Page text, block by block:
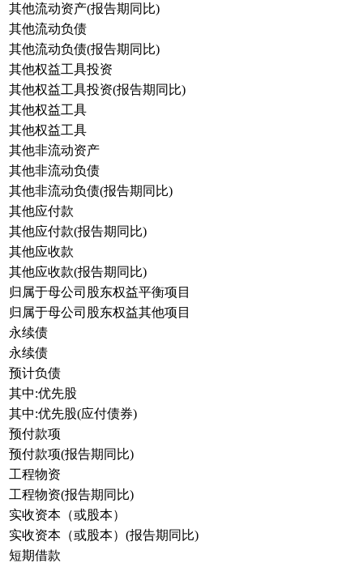
其他流动资产(报告期同比)
其他流动负债
其他流动负债(报告期同比)
其他权益工具投资
其他权益工具投资(报告期同比)
其他权益工具
其他权益工具
其他非流动资产
其他非流动负债
其他非流动负债(报告期同比)
其他应付款
其他应付款(报告期同比)
其他应收款
其他应收款(报告期同比)
归属于母公司股东权益平衡项目
归属于母公司股东权益其他项目
永续债
永续债
预计负债
其中:优先股
其中:优先股(应付债券)
预付款项
预付款项(报告期同比)
工程物资
工程物资(报告期同比)
实收资本（或股本）
实收资本（或股本）(报告期同比)
短期借款